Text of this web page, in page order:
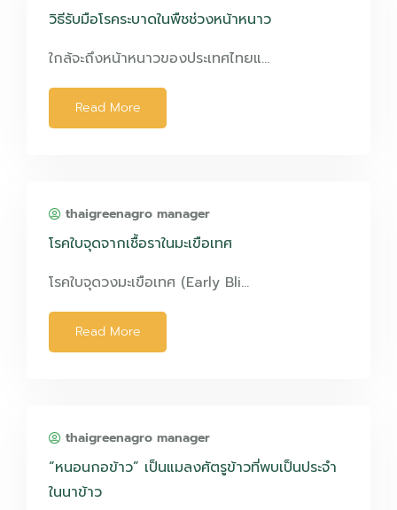
วิธีรับมือโรคระบาดในพืชช่วงหน้าหนาว
ใกล้จะถึงหน้าหนาวของประเทศไทยแ…
Read More
thaigreenagro manager
โรคใบจุดจากเชื้อราในมะเขือเทศ
โรคใบจุดวงมะเขือเทศ (Early Bli…
Read More
thaigreenagro manager
“หนอนกอข้าว” เป็นแมลงศัตรูข้าวที่พบเป็นประจำ
ในนาข้าว